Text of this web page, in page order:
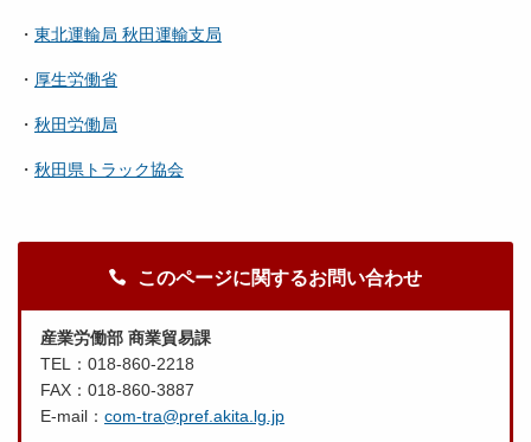
・ 東北運輸局 秋田運輸支局
・ 厚生労働省
・ 秋田労働局
・ 秋田県トラック協会
このページに関するお問い合わせ
産業労働部 商業貿易課
TEL：018-860-2218
FAX：018-860-3887
E-mail： com-tra@pref.akita.lg.jp